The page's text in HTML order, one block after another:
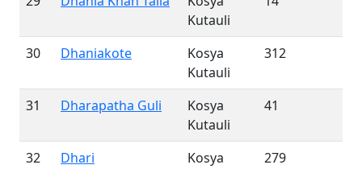
Kutauli
30 Dhaniakote
Kosya
Kutauli
312
31 Dharapatha Guli
Kosya
Kutauli
41
32 Dhari
Kosya
279